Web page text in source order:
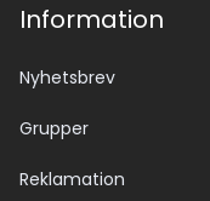
Information
Nyhetsbrev
Grupper
Reklamation